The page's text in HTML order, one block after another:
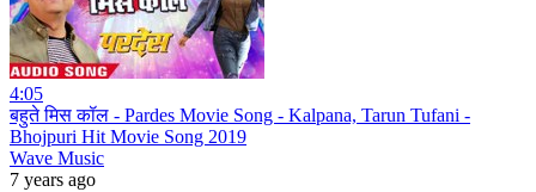
4:05
बहुते मिस कॉल - Pardes Movie Song - Kalpana, Tarun Tufani -
Bhojpuri Hit Movie Song 2019
Wave Music
7 years ago